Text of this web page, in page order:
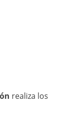
realiza los